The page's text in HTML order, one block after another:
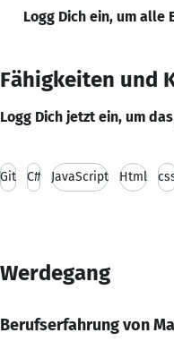
Logg Dich ein, um alle
Fähigkeiten und
Logg Dich jetzt ein, um
Git C# JavaScript Html
Werdegang
Berufserfahrung von